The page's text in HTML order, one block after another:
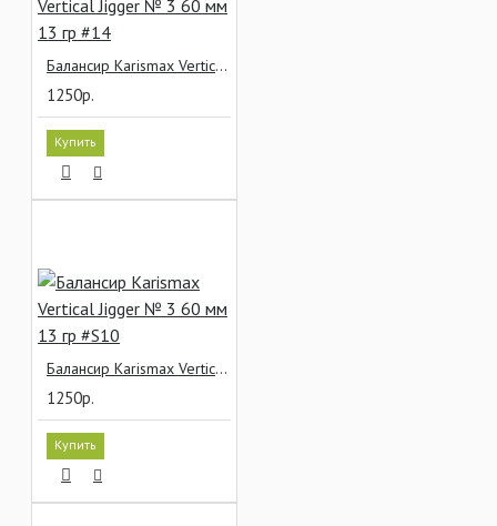
Балансир Karismax Vertical Jigger № 3 60 мм 13 гр #14
1250р.
Купить
Балансир Karismax Vertical Jigger № 3 60 мм 13 гр #S10
1250р.
Купить